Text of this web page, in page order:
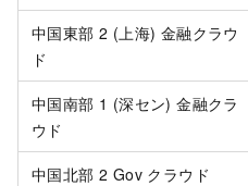
中国東部 2 (上海) 金融クラウ
ド
中国南部 1 (深セン) 金融クラ
ウド
中国北部 2 Gov クラウド